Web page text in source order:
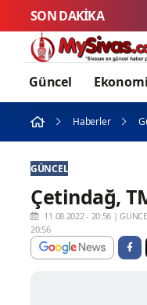
SON DAKİKA
Güncel Ekonomi
Haberler
GÜNCEL
Çetindağ,
11.08.2022 - 20:56 |
20:56